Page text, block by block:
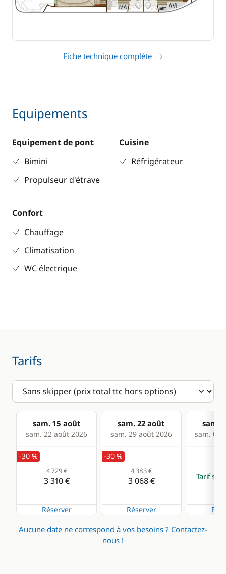
Fiche technique complète
Equipements
Equipement de pont
Bimini
Propulseur d'étrave
Cuisine
Réfrigérateur
Confort
Chauffage
Climatisation
WC électrique
Tarifs
sam. 15 août
sam. 22 août 2026
sam. 22 août
sam. 29 août 2026
sam.
sam. 05
-30 %
4 729 €
3 310 €
Réserver
-30 %
4 383 €
3 068 €
Réserver
Tarif sur
Aucune date ne correspond à vos besoins ? Contactez-
nous !